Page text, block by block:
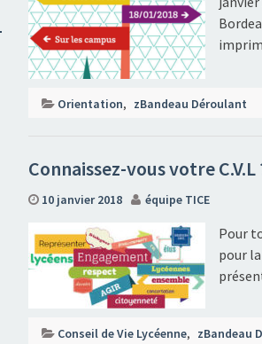
Orientation, zBandeau Déroulant
Connaissez-vous votre C.V.L
10 janvier 2018 équipe TICE
Pour
pour
Conseil de Vie Lycéenne, zBandeau